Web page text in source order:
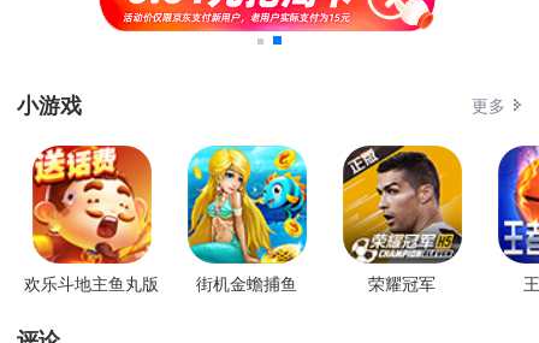
小游戏 更多
欢乐斗地主鱼丸版 街机金蟾捕鱼 荣耀冠军